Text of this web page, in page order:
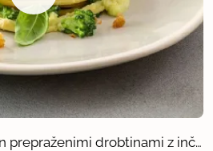
Špageti z brokolijem in prepraženimi drobtinami z inčuni